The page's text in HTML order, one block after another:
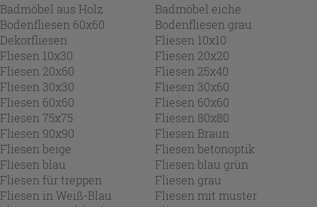
Badmöbel aus Holz
Badmöbel eiche
Bodenfliesen 60x60
Bodenfliesen grau
Dekorfliesen
Fliesen 10x10
Fliesen 10x30
Fliesen 20x20
Fliesen 20x60
Fliesen 25x40
Fliesen 30x30
Fliesen 30x60
Fliesen 60x60
Fliesen 60x60
Fliesen 75x75
Fliesen 80x80
Fliesen 90x90
Fliesen Braun
Fliesen beige
Fliesen betonoptik
Fliesen blau
Fliesen blau grün
Fliesen für treppen
Fliesen grau
Fliesen in Weiß-Blau
Fliesen mit muster